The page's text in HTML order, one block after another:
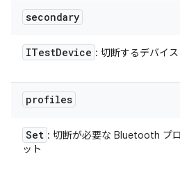
secondary
ITestDevice : 切断するデバイス
profiles
Set : 切断が必要な Bluetooth プ
ット